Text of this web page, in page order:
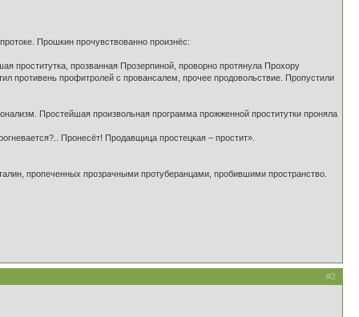
Прошкин прочувствованно произнёс:
проститутка, прозванная Прозерпиной, проворно протянула Прохору
противень профитролей с провансалем, прочее продовольствие. Пропустили
Простейшая произвольная программа прожженной проститутки проняла
Пронесёт! Продавщица простецкая – простит».
пропеченных прозрачными протуберанцами, пробившими пространство.
#2